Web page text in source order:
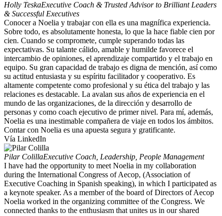
Holly TeskaExecutive Coach & Trusted Advisor to Brilliant Leaders
& Successful Executives
Conocer a Noelia y trabajar con ella es una magnífica experiencia.
Sobre todo, es absolutamente honesta, lo que la hace fiable cien por
cien. Cuando se compromete, cumple superando todas las
expectativas. Su talante cálido, amable y humilde favorece el
intercambio de opiniones, el aprendizaje compartido y el trabajo en
equipo. Su gran capacidad de trabajo es digna de mención, así como
su actitud entusiasta y su espíritu facilitador y cooperativo. Es
altamente competente como profesional y su ética del trabajo y las
relaciones es destacable. La avalan sus años de experiencia en el
mundo de las organizaciones, de la dirección y desarrollo de
personas y como coach ejecutivo de primer nivel. Para mí, además,
Noelia es una inestimable compañera de viaje en todos los ámbitos.
Contar con Noelia es una apuesta segura y gratificante.
Vía LinkedIn
Pilar ColillaExecutive Coach, Leadership, People Management
I have had the opportunity to meet Noelia in my collaboration
during the International Congress of Aecop, (Association of
Executive Coaching in Spanish speaking), in which I participated as
a keynote speaker. As a member of the board of Directors of Aecop
Noelia worked in the organizing committee of the Congress. We
connected thanks to the enthusiasm that unites us in our shared